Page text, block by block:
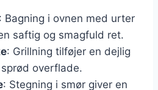
: Bagning i ovnen med urter
saftig og smagfuld ret.
: Grillning tilføjer en dejlig
overflade.
: Stegning i smør giver en